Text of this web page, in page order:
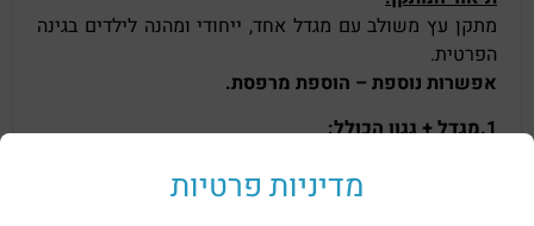
מתקן עץ משולב עם מגדל אחד, ייחודי ומהנה לילדים בגינה
הפרטית.
אפשרות נוספת – הוספת מרפסת.
1. מגדל + גגוןהכולל:
מגלשה גלית מפלסטיק.מדיניות פרטיות